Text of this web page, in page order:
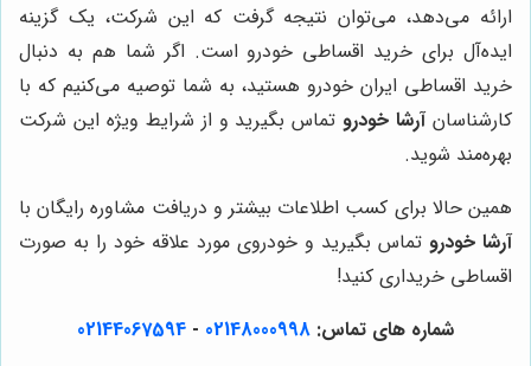
ارائه می‌دهد، می‌توان نتیجه گرفت که این شرکت، یک گزینه
ایده‌آل برای خرید اقساطی خودرو است. اگر شما هم به دنبال
خرید اقساطی ایران خودرو هستید، به شما توصیه می‌کنیم که با
کارشناسانآرشا خودرو تماس بگیرید و از شرایط ویژه این شرکت
بهره‌مند شوید.
همین حالا برای کسب اطلاعات بیشتر و دریافت مشاوره رایگان با
آرشا خودرو تماس بگیرید و خودروی مورد علاقه خود را به صورت
اقساطی خریداری کنید!
شماره های تماس: 02148000998
-
02144067594